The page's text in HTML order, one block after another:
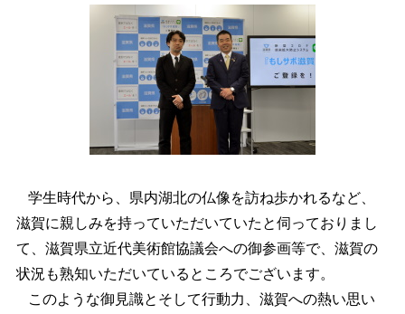
学生時代から、県内湖北の仏像を訪ね歩かれるなど、
滋賀に親しみを持っていただいていたと伺っておりまし
て、滋賀県立近代美術館協議会への御参画等で、滋賀の
状況も熟知いただいているところでございます。
このような御見識とそして行動力、滋賀への熱い思い